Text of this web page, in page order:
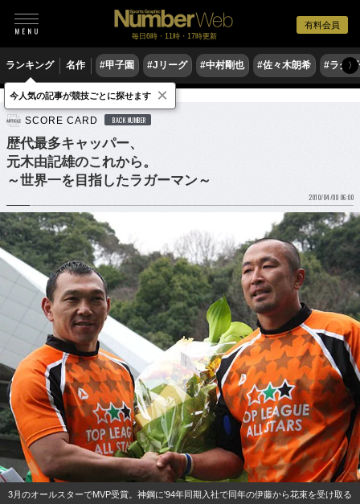
有料会員
毎日6時・11時・17時更新
ランキング 名作 #甲子園 #Jリーグ #中村剛也 #佐々木朗希 #ラグ〉
ラグビー ラグビー日本代表
SCORE CARD BACK NUMBER
歴代最多キャッパー、
元木由記雄のこれから。
～世界一を目指したラガーマン～
2010/04/08 06:00
3月のオールスターでMVP受賞。神鋼に'94年同期入社で同年の伊藤から花束を受け取る
今人気の記事が競技ごとに探せます ×